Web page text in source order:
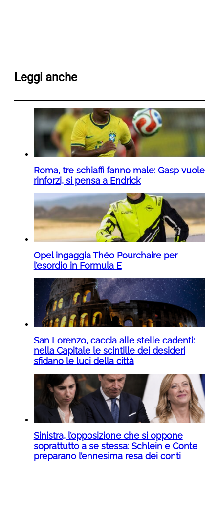
Leggi anche
Roma, tre schiaffi fanno male: Gasp vuole
rinforzi, si pensa a Endrick
Opel ingaggia Théo Pourchaire per
l’esordio in Formula E
San Lorenzo, caccia alle stelle cadenti:
nella Capitale le scintille dei desideri
sfidano le luci della città
Sinistra, l’opposizione che si oppone
soprattutto a se stessa: Schlein e Conte
preparano l’ennesima resa dei conti